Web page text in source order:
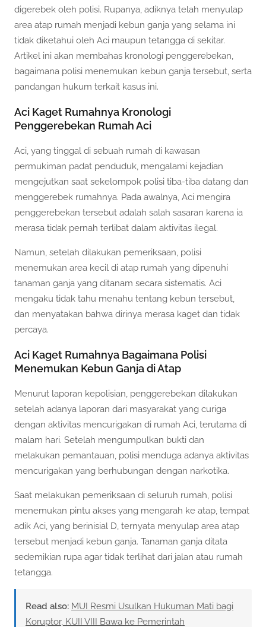
digerebek oleh polisi. Rupanya, adiknya telah menyulap
area atap rumah menjadi kebun ganja yang selama ini
tidak diketahui oleh Aci maupun tetangga di sekitar.
Artikel ini akan membahas kronologi penggerebekan,
bagaimana polisi menemukan kebun ganja tersebut, serta
pandangan hukum terkait kasus ini.
Aci Kaget Rumahnya Kronologi
Penggerebekan Rumah Aci
Aci, yang tinggal di sebuah rumah di kawasan
permukiman padat penduduk, mengalami kejadian
mengejutkan saat sekelompok polisi tiba-tiba datang dan
menggerebek rumahnya. Pada awalnya, Aci mengira
penggerebekan tersebut adalah salah sasaran karena ia
merasa tidak pernah terlibat dalam aktivitas ilegal.
Namun, setelah dilakukan pemeriksaan, polisi
menemukan area kecil di atap rumah yang dipenuhi
tanaman ganja yang ditanam secara sistematis. Aci
mengaku tidak tahu menahu tentang kebun tersebut,
dan menyatakan bahwa dirinya merasa kaget dan tidak
percaya.
Aci Kaget Rumahnya Bagaimana Polisi
Menemukan Kebun Ganja di Atap
Menurut laporan kepolisian, penggerebekan dilakukan
setelah adanya laporan dari masyarakat yang curiga
dengan aktivitas mencurigakan di rumah Aci, terutama di
malam hari. Setelah mengumpulkan bukti dan
melakukan pemantauan, polisi menduga adanya aktivitas
mencurigakan yang berhubungan dengan narkotika.
Saat melakukan pemeriksaan di seluruh rumah, polisi
menemukan pintu akses yang mengarah ke atap, tempat
adik Aci, yang berinisial D, ternyata menyulap area atap
tersebut menjadi kebun ganja. Tanaman ganja ditata
sedemikian rupa agar tidak terlihat dari jalan atau rumah
tetangga.
Read also: MUI Resmi Usulkan Hukuman Mati bagi
Koruptor, KUII VIII Bawa ke Pemerintah